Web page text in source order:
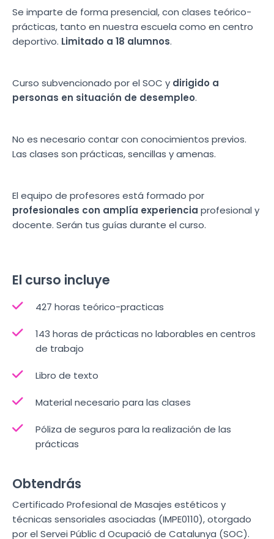
Se imparte de forma presencial, con clases teórico-
prácticas, tanto en nuestra escuela como en centro
deportivo. Limitado a 18 alumnos.
Curso subvencionado por el SOC y dirigido a
personas en situación de desempleo.
No es necesario contar con conocimientos previos.
Las clases son prácticas, sencillas y amenas.
El equipo de profesores está formado por
profesionales con amplía experiencia profesional y
docente. Serán tus guías durante el curso.
El curso incluye
427 horas teórico-practicas
143 horas de prácticas no laborables en centros
de trabajo
Libro de texto
Material necesario para las clases
Póliza de seguros para la realización de las
prácticas
Obtendrás
Certificado Profesional de Masajes estéticos y
técnicas sensoriales asociadas (IMPE0110), otorgado
por el Servei Públic d Ocupació de Catalunya (SOC).